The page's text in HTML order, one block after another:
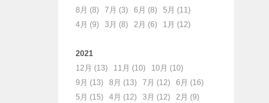
8月 (8) 7月 (3) 6月 (8) 5月 (11)
4月 (9) 3月 (8) 2月 (6) 1月 (12)
2021
12月 (13) 11月 (10) 10月 (10)
9月 (13) 8月 (13) 7月 (12) 6月 (16)
5月 (15) 4月 (12) 3月 (12) 2月 (9)